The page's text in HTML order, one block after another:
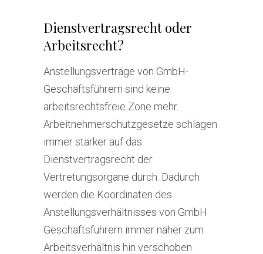
Dienstvertragsrecht oder
Arbeitsrecht?
Anstellungsverträge von GmbH-
Geschäftsführern sind keine
arbeitsrechtsfreie Zone mehr.
Arbeitnehmerschutzgesetze schlagen
immer stärker auf das
Dienstvertragsrecht der
Vertretungsorgane durch. Dadurch
werden die Koordinaten des
Anstellungsverhältnisses von GmbH
Geschäftsführern immer näher zum
Arbeitsverhältnis hin verschoben.